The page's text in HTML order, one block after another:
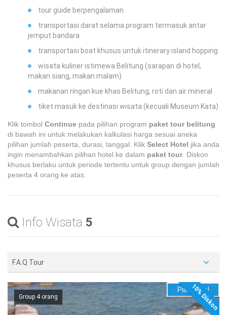
tour guide berpengalaman
transportasi darat selama program termasuk antar
jemput bandara
transportasi boat khusus untuk itinerary island hopping
wisata kuliner istimewa Belitung (sarapan di hotel,
makan siang, makan malam)
makanan ringan kue khas Belitung, roti dan air mineral
tiket masuk ke destinasi wisata (kecuali Museum Kata)
Klik tombol Continue pada pilihan program paket tour belitung
di bawah ini untuk melakukan kalkulasi harga sesuai aneka
pilihan jumlah peserta, durasi, tanggal. Klik Select Hotel jika anda
ingin menambahkan pilihan hotel ke dalam paket tour. Diskon
khusus berlaku untuk periode tertentu untuk group dengan jumlah
peserta 4 orang ke atas.
Info Wisata 5
F.A.Q Tour
Group 4 orang
Pilih Hotel
10% Diskon